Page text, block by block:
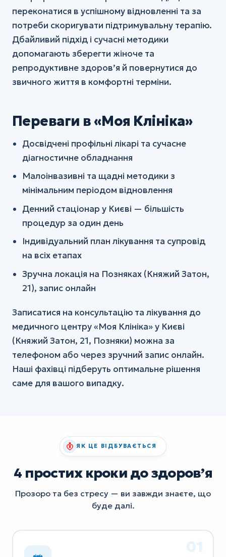
переконатися в успішному відновленні та за
потреби скоригувати підтримувальну терапію.
Дбайливий підхід і сучасні методики
допомагають зберегти жіноче та
репродуктивне здоров’я й повернутися до
звичного життя в комфортні терміни.
Переваги в «Моя Клініка»
Досвідчені профільні лікарі та сучасне
діагностичне обладнання
Малоінвазивні та щадні методики з
мінімальним періодом відновлення
Денний стаціонар у Києві — більшість
процедур за один день
Індивідуальний план лікування та супровід
на всіх етапах
Зручна локація на Позняках (Княжий Затон,
21), запис онлайн
Записатися на консультацію та лікування до
медичного центру «Моя Клініка» у Києві
(Княжий Затон, 21, Позняки) можна за
телефоном або через зручний запис онлайн.
Наші фахівці підберуть оптимальне рішення
саме для вашого випадку.
ЯК ЦЕ ВІДБУВАЄТЬСЯ
4 простих кроки до здоровʼя
Прозоро та без стресу — ви завжди знаєте, що
буде далі.